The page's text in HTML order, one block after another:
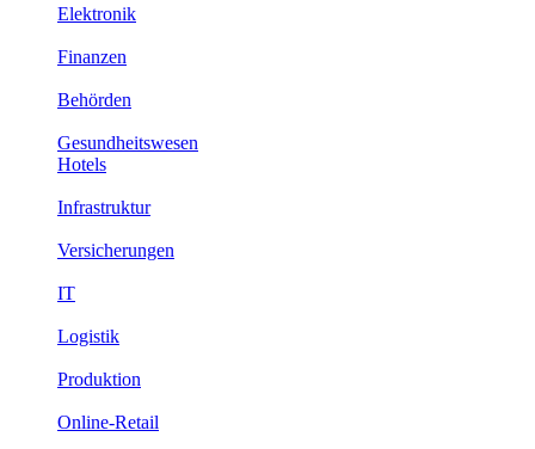
Elektronik
Finanzen
Behörden
Gesundheitswesen
Hotels
Infrastruktur
Versicherungen
IT
Logistik
Produktion
Online-Retail